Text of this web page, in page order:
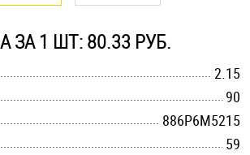
ЗА 1 ШТ: 80.33 РУБ.
2.15
90
886Р6М5215
59